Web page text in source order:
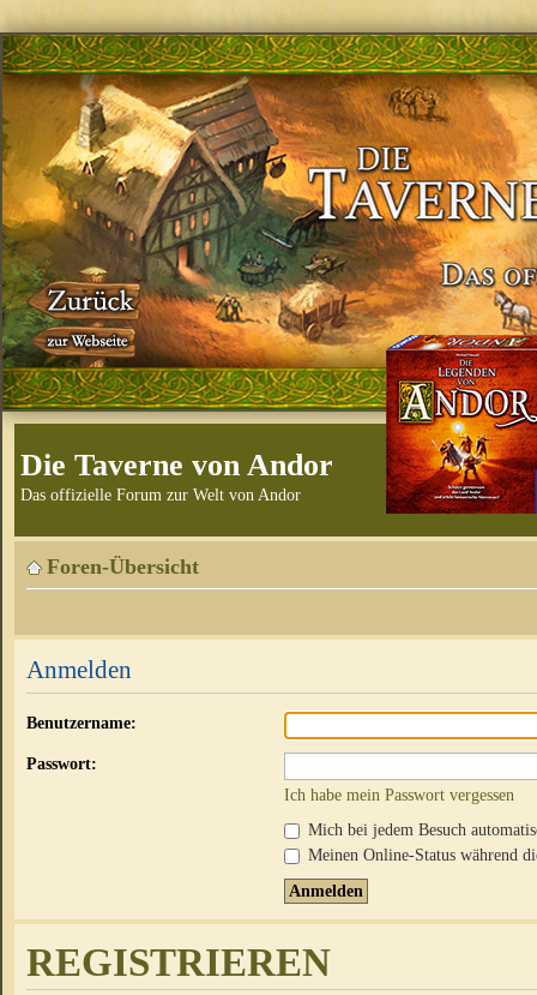
Die Taverne von Andor
Das offizielle Forum zur Welt von Andor
Foren-Übersicht
Anmelden
Benutzername:
Passwort:
Ich habe mein Passwort vergessen
Mich bei jedem Besuch
Meinen Online-Status während
REGISTRIEREN